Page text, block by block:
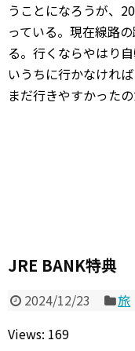
うことになろうが、
っている。現在線路
る。行くならやはり
いうちに行かなけれ
まだ行きやすかったの
JRE BANK特典
2024/12/23 旅
Views: 169